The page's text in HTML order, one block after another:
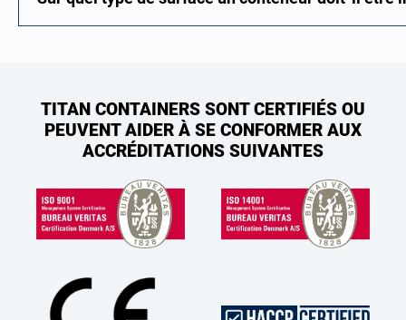
TITAN CONTAINERS SONT CERTIFIÉS OU
PEUVENT AIDER À SE CONFORMER AUX
ACCRÉDITATIONS SUIVANTES